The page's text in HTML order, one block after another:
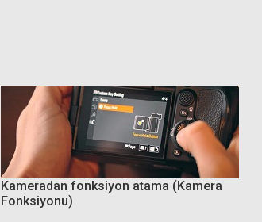
Kameradan fonksiyon atama (Kamera
Fonksiyonu)